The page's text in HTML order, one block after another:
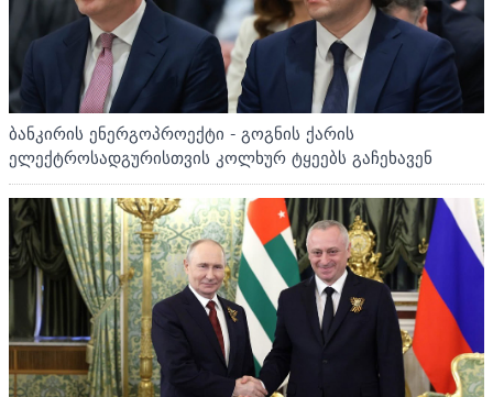
ბანკირის ენერგოპროექტი - გოგნის ქარის
ელექტროსადგურისთვის კოლხურ ტყეებს გაჩეხავენ